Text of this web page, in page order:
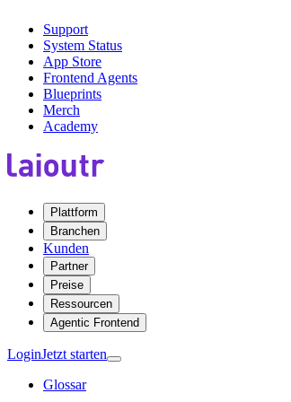
Support
System Status
App Store
Frontend Agents
Blueprints
Merch
Academy
Plattform
Branchen
Kunden
Partner
Preise
Ressourcen
Agentic Frontend
LoginJetzt starten
Glossar